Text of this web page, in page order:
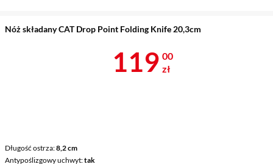
Nóż składany CAT Drop Point Folding Knife 20,3cm
Długość ostrza 8,2 cm
Antypoślizgowy uchwyt tak
Cena 119 zł
119 00
zł